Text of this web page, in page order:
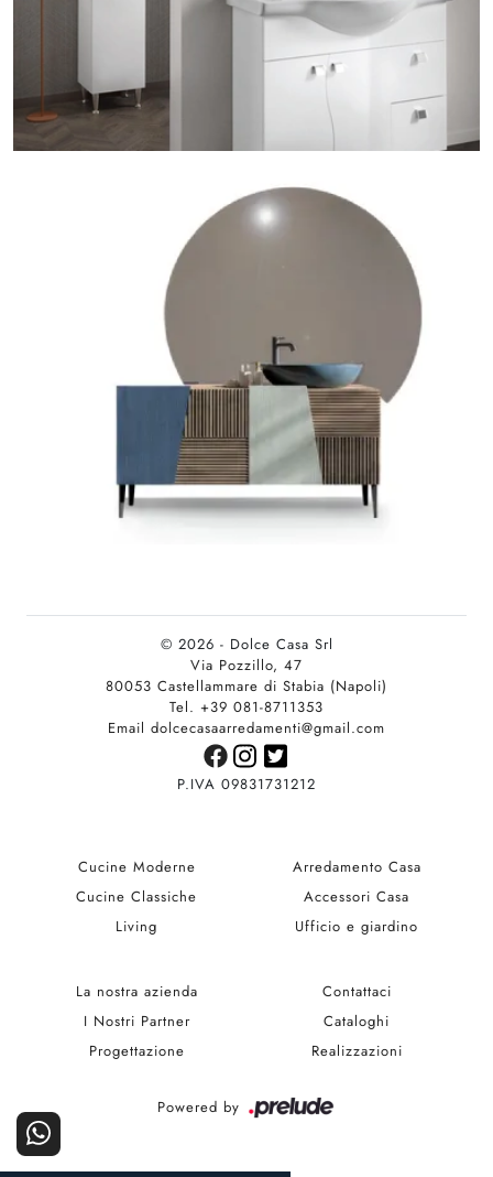
© 2026 - Dolce Casa Srl
Via Pozzillo, 47
80053 Castellammare di Stabia (Napoli)
Tel. +39 081-8711353
Email dolcecasaarredamenti@gmail.com
P.IVA 09831731212
Cucine Moderne
Cucine Classiche
Living
Arredamento Casa
Accessori Casa
Ufficio e giardino
La nostra azienda
I Nostri Partner
Progettazione
Contattaci
Cataloghi
Realizzazioni
Powered by